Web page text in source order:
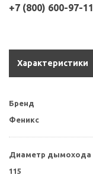
+7 (800) 600-97-11
Характеристики
Бренд
Феникс
Диаметр дымохода
115